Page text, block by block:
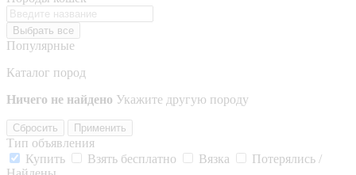
Выбрать все
Популярные
Каталог пород
Ничего не найдено Укажите другую породу
Сбросить Применить
Тип объявления
Купить
Взять бесплатно Вязка
Потерялись /